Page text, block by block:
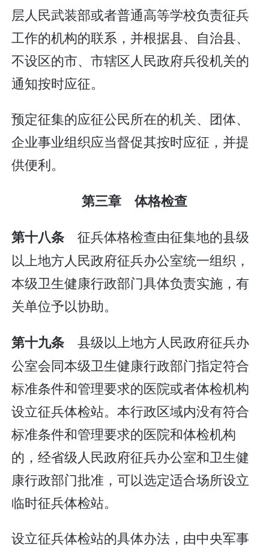
层人民武装部或者普通高等学校负责征兵
工作的机构的联系，并根据县、自治县、
不设区的市、市辖区人民政府兵役机关的
通知按时应征。
预定征集的应征公民所在的机关、团体、
企业事业组织应当督促其按时应征，并提
供便利。
第三章 体格检查
第十八条 征兵体格检查由征集地的县级
以上地方人民政府征兵办公室统一组织，
本级卫生健康行政部门具体负责实施，有
关单位予以协助。
第十九条 县级以上地方人民政府征兵办
公室会同本级卫生健康行政部门指定符合
标准条件和管理要求的医院或者体检机构
设立征兵体检站。本行政区域内没有符合
标准条件和管理要求的医院和体检机构
的，经省级人民政府征兵办公室和卫生健
康行政部门批准，可以选定适合场所设立
临时征兵体检站。
设立征兵体检站的具体办法，由中央军事